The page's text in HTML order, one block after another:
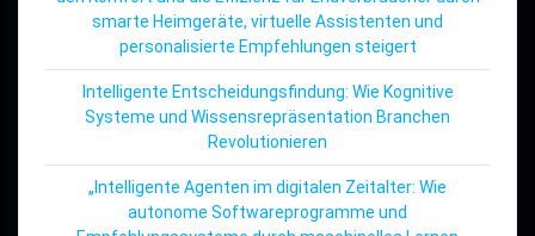
smarte Heimgeräte, virtuelle Assistenten und
personalisierte Empfehlungen steigert
Intelligente Entscheidungsfindung: Wie Kognitive
Systeme und Wissensrepräsentation Branchen
Revolutionieren
„Intelligente Agenten im digitalen Zeitalter: Wie
autonome Softwareprogramme und